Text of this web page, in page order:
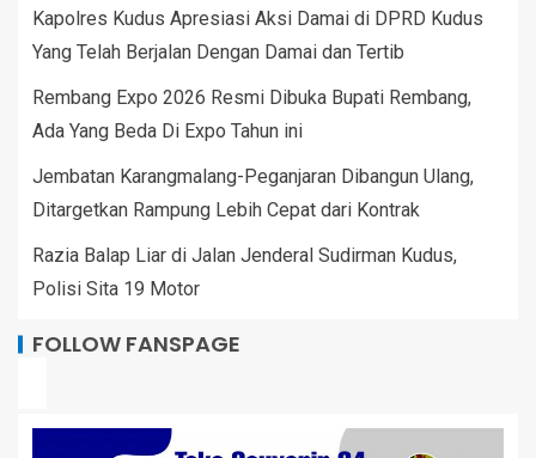
Kapolres Kudus Apresiasi Aksi Damai di DPRD Kudus
Yang Telah Berjalan Dengan Damai dan Tertib
Rembang Expo 2026 Resmi Dibuka Bupati Rembang,
Ada Yang Beda Di Expo Tahun ini
Jembatan Karangmalang-Peganjaran Dibangun Ulang,
Ditargetkan Rampung Lebih Cepat dari Kontrak
Razia Balap Liar di Jalan Jenderal Sudirman Kudus,
Polisi Sita 19 Motor
FOLLOW FANSPAGE